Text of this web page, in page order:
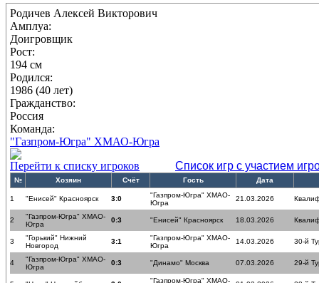
Родичев Алексей Викторович
Амплуа:
Доигровщик
Рост:
194 см
Родился:
1986 (40 лет)
Гражданство:
Россия
Команда:
"Газпром-Югра" ХМАО-Югра
Перейти к списку игроков
Список игр с участием
№ Хозяин Счёт Гость Дата
1 "Енисей" Красноярск 3:0
"Газпром-Югра" ХМАО-
Югра
21.03.2026
2
"Газпром-Югра" ХМАО-
Югра
0:3 "Енисей" Красноярск 18.03.2026
3
"Горький" Нижний
Новгород
3:1
"Газпром-Югра" ХМАО-
Югра
14.03.2026 30-й
4
"Газпром-Югра" ХМАО-
Югра
0:3 "Динамо" Москва 07.03.2026 29-й
"Газпром-Югра" ХМАО-